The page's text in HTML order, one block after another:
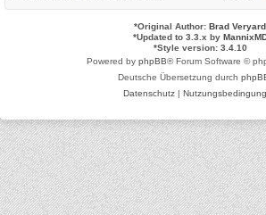
*Original Author: Brad Veryard
*Updated to 3.3.x by
*Style version: 3.4.10
Powered by phpBB® Forum Software ©
Deutsche Übersetzung durch
Datenschutz|